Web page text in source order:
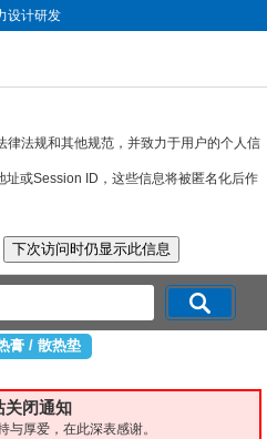
设计研发
律法规和其他规范，并致力于用户的个人信
或Session ID，这些信息将被匿名化后作
膏 / 散热垫
关闭通知
厚爱，在此深表感谢。